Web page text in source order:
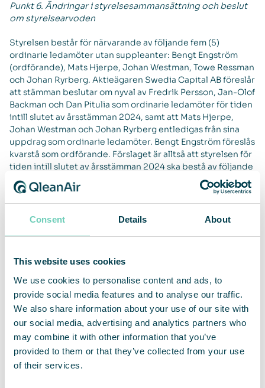
Consent Details About
This website uses cookies
We use cookies to personalise content and ads, to
provide social media features and to analyse our traffic.
We also share information about your use of our site with
our social media, advertising and analytics partners who
may combine it with other information that you’ve
provided to them or that they’ve collected from your use
of their services.
Punkt 6. Ändringar i styrelsesammansättning och beslut
om styrelsearvoden
Styrelsen består för närvarande av följande fem (5)
ordinarie ledamöter utan suppleanter: Bengt Engström
(ordförande), Mats Hjerpe, Johan Westman, Towe Ressman
och Johan Ryrberg. Aktieägaren Swedia Capital AB föreslår
att stämman beslutar om nyval av Fredrik Persson, Jan-Olof
Backman och Dan Pitulia som ordinarie ledamöter för tiden
intill slutet av årsstämman 2024, samt att Mats Hjerpe,
Johan Westman och Johan Ryrberg entledigas från sina
uppdrag som ordinarie ledamöter. Bengt Engström föreslås
kvarstå som ordförande. Förslaget är alltså att styrelsen för
tiden intill slutet av årsstämman 2024 ska bestå av följande
fem (5) ordinarie ledamöter utan suppleanter: Bengt
Engström (ordförande), Towe Ressman, Fredrik Persson,
Jan-Olof Backman och Dan Pitulia.
(styrelsearvode) enligt årsstämmans beslut (dvs. 250 000
till att de nya styrelseledamöterna inte kommer att
tjänstgöra under hela perioden mellan årsstämman den 10
maj 2023 och nästa årsstämma).
Information om de styrelseledamöter som föreslås för
nyval
Fredrik Persson, född 1984, civilingenjör vid Uppsala
universitet, har tidigare erfarenhet av affärsutveckling från